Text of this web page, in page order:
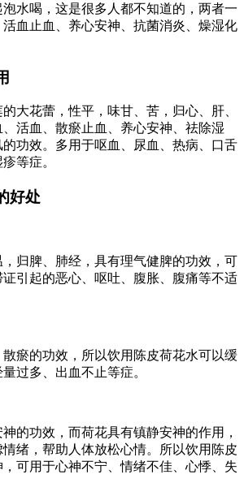
水喝，这是很多人都不知道的，两者一
血止血、养心安神、抗菌消炎、燥湿化
大花蕾，性平，味甘、苦，归心、肝、
活血、散瘀止血、养心安神、祛除湿
功效。多用于呕血、尿血、热病、口舌
等症。
好处
归脾、肺经，具有理气健脾的功效，可
证引起的恶心、呕吐、腹胀、腹痛等不适
瘀的功效，所以饮用陈皮荷花水可以缓
过多、出血不止等症。
的功效，而荷花具有镇静安神的作用，
绪，帮助人体放松心情。所以饮用陈皮
可用于心神不宁、情绪不佳、心悸、失